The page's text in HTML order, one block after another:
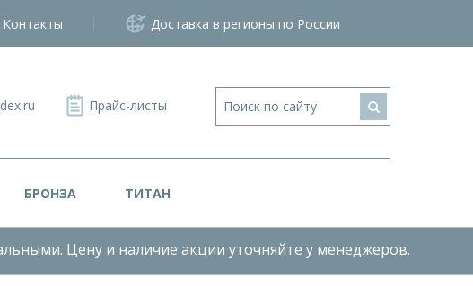
Контакты Доставка в регионы по России
Прайс-листы
БРОНЗА ТИТАН
Цену и наличие акции уточняйте у менеджеров.